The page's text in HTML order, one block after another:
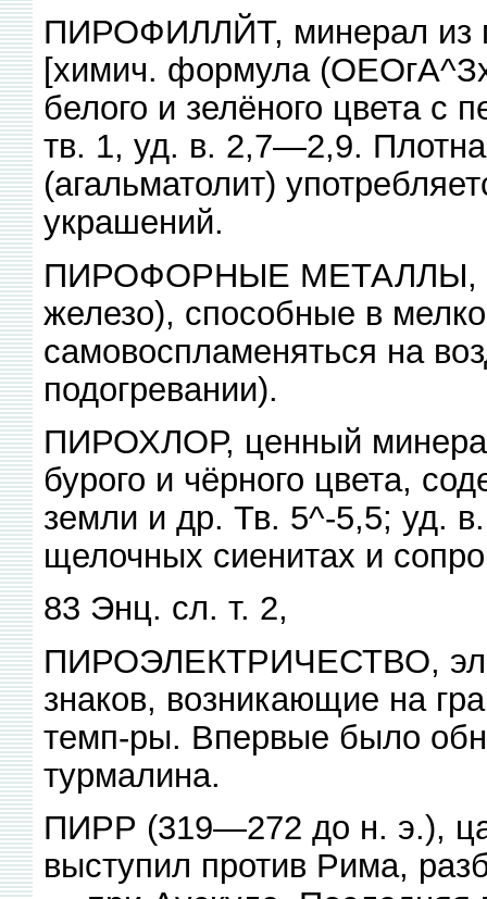
ПИРОФИЛЛЙТ, минерал из
[химич. формула
белого и зелёного цвета с
тв. 1, уд. в. 2,7—2,9.
(агальматолит)
украшений.
ПИРОФОРНЫЕ МЕТАЛЛЫ,
железо), способные в
самовоспламеняться на
подогревании).
ПИРОХЛОР, ценный
бурого и чёрного цвета,
земли и др. Тв. 5^-5,5; уд.
щелочных сиенитах и
83 Энц. сл. т. 2,
ПИРОЭЛЕКТРИЧЕСТВО,
знаков, возникающие на
темп-ры. Впервые было
турмалина.
ПИРР (319—272 до н. э.),
выступил против Рима,